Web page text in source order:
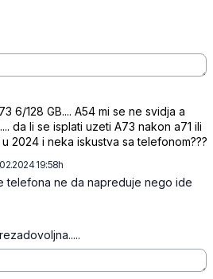
6/128 GB.... A54 mi se ne svidja a
da li se isplati uzeti A73 nakon a71 ili
2024 i neka iskustva sa telefonom???
19:58h
telefona ne da napreduje nego ide